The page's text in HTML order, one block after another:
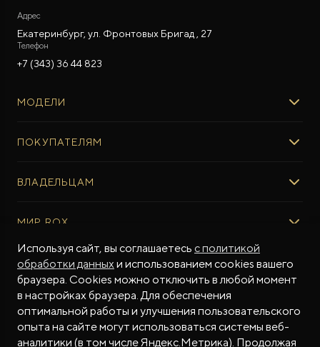
Адрес
Екатеринбург, ул. Фронтовых Бригад , 27
Телефон
+7 (343) 36 44 823
МОДЕЛИ
ROX ADAMAS
ПОКУПАТЕЛЯМ
Авто в наличии
Тест-драйв
Специальные предложения
ФИНАНСЫ И УСЛУГИ
Финансовые программы
Рассчитать кредит
Трейд-ин
Калькулятор трейд-ин
ВЛАДЕЛЬЦАМ
Регламент ТО
Программное обеспечение
ПОДДЕРЖКА
Гарантия производителя
Контракт гарантийной поддержки
Помощь на дорогах
МИР ROX
О БРЕНДЕ
Бренд ROX
Дизайн Pininfarina
СМИ о нас
МЫ В СОЦСЕТЯХ
Используя сайт, вы соглашаетесь с политикой
обработки данныхи использованием cookies вашего
браузера. Cookies можно отключить в любой момент
в настройках браузера. Для обеспечения
оптимальной работы и улучшения пользовательского
опыта на сайте могут использоваться системы веб-
аналитики (в том числе Яндекс.Метрика). Продолжая